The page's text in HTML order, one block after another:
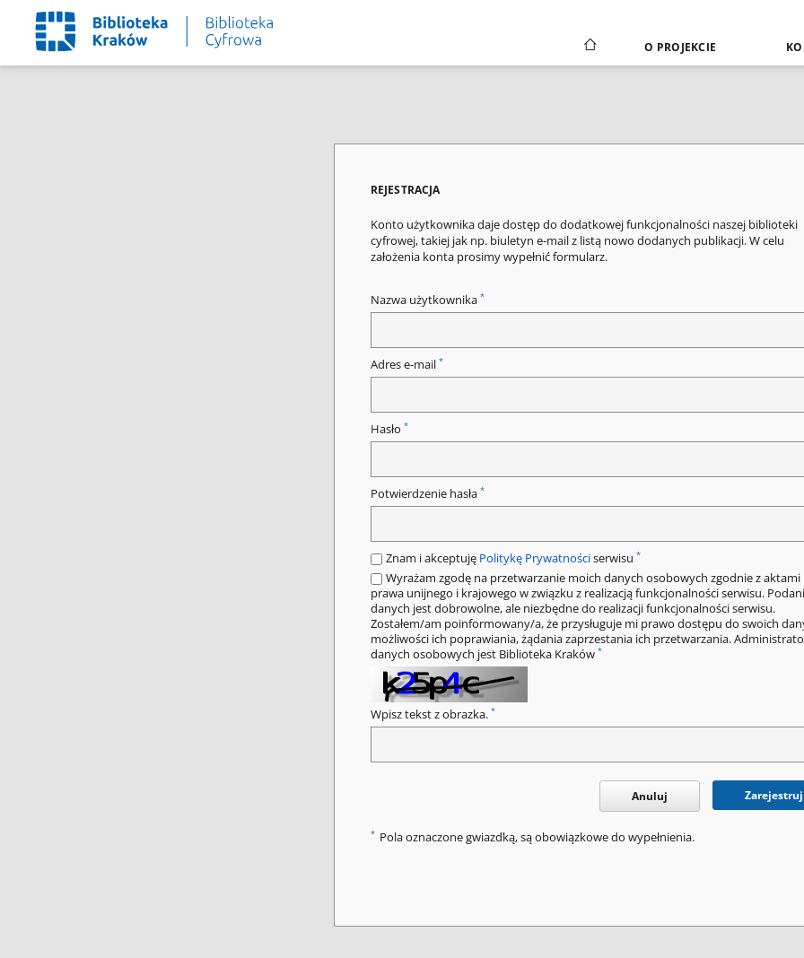
O PROJEKCIE
REJESTRACJA
Konto użytkownika daje dostęp do dodatkowej funkcjonalności naszej biblioteki
cyfrowej, takiej jak np. biuletyn e-mail z listą nowo dodanych publikacji. W celu
założenia konta prosimy wypełnić formularz.
Nazwa użytkownika *
Adres e-mail *
Hasło *
Potwierdzenie hasła *
Znam i akceptuję Politykę Prywatnościserwisu *
Wyrażam zgodę na przetwarzanie moich danych osobowych zgodnie z aktami
prawa unijnego i krajowego w związku z realizacją funkcjonalności serwisu.
danych jest dobrowolne, ale niezbędne do realizacji funkcjonalności serwisu.
Zostałem/am poinformowany/a, że przysługuje mi prawo dostępu do swoich
możliwości ich poprawiania, żądania zaprzestania ich przetwarzania.
danych osobowych jest Biblioteka Kraków *
Wpisz tekst z obrazka. *
Anuluj Zarejestruj
* Pola oznaczone gwiazdką, są obowiązkowe do wypełnienia.